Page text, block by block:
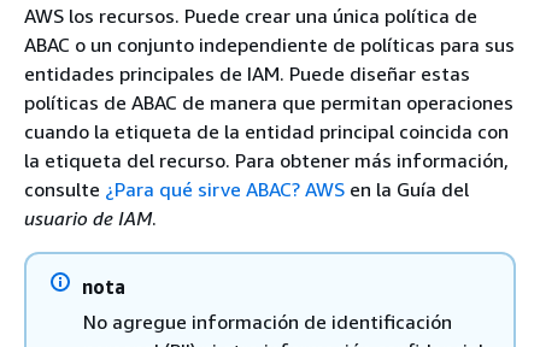
AWS los recursos. Puede crear una única política de
ABAC o un conjunto independiente de políticas para sus
entidades principales de IAM. Puede diseñar estas
políticas de ABAC de manera que permitan operaciones
cuando la etiqueta de la entidad principal coincida con
la etiqueta del recurso. Para obtener más información,
consulte ¿Para qué sirve ABAC? AWS en la Guía del
usuario de IAM.
nota
No agregue información de identificación